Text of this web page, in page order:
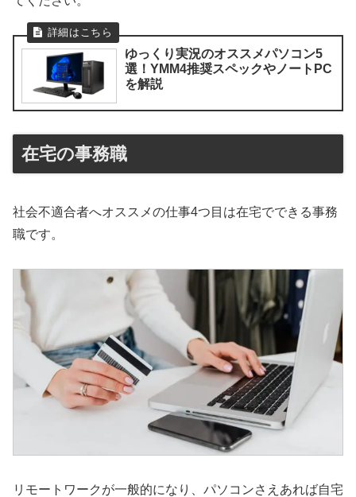
ゆっくり実況のオススメパソコン5
選！YMM4推奨スペックやノートPC
を解説
在宅の事務職
社会不適合者へオススメの仕事4つ目は在宅でできる事務
職です。
リモートワークが一般的になり、パソコンさえあれば自宅